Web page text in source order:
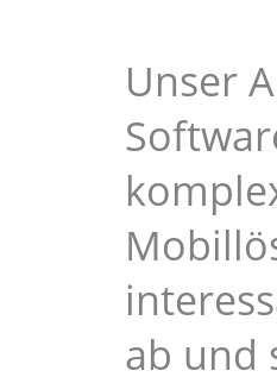
Unser
ab und